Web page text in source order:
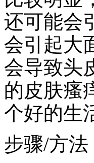
还可能会
会引起大
会导致头
的皮肤瘙
个好的生
步骤/方法